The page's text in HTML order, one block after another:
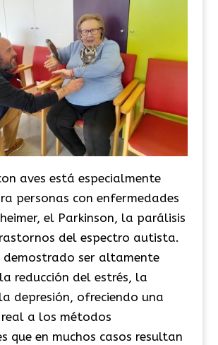
aves está especialmente
personas con enfermedades
el Parkinson, la parálisis
del espectro autista.
demostrado ser altamente
reducción del estrés, la
depresión, ofreciendo una
a los métodos
que en muchos casos resultan